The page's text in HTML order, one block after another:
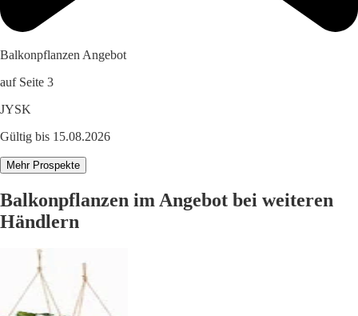
Balkonpflanzen Angebot
auf Seite 3
JYSK
Gültig bis 15.08.2026
Mehr Prospekte
Balkonpflanzen im Angebot bei weiteren
Händlern